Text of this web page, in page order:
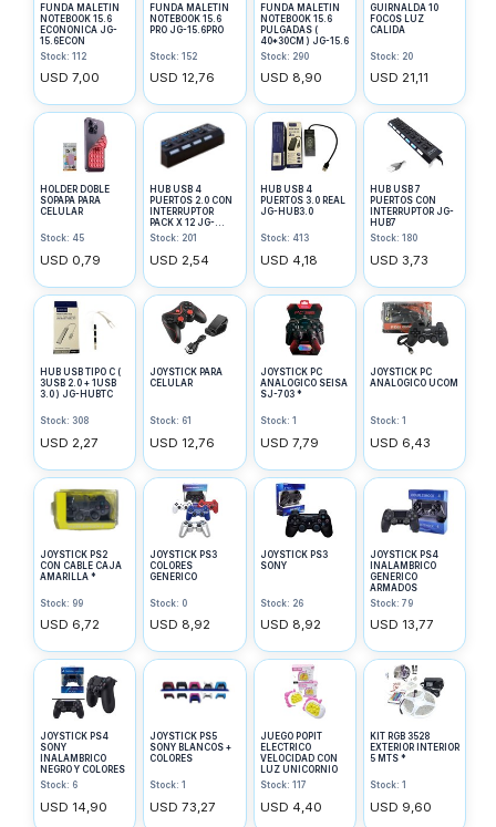
FUNDA MALETIN
NOTEBOOK 15.6
ECONONICA JG-
15.6ECON
Stock: 112
USD 7,00
FUNDA MALETIN
NOTEBOOK 15.6
PRO JG-15.6PRO
Stock: 152
USD 12,76
FUNDA MALETIN
NOTEBOOK 15.6
PULGADAS (
40*30CM ) JG-15.6
Stock: 290
USD 8,90
GUIRNALDA 10
FOCOS LUZ
CALIDA
Stock: 20
USD 21,11
HOLDER DOBLE
SOPAPA PARA
CELULAR
Stock: 45
USD 0,79
HUB USB 4
PUERTOS 2.0 CON
INTERRUPTOR
PACK X 12 JG-
HUBINTER
Stock: 201
USD 2,54
HUB USB 4
PUERTOS 3.0 REAL
JG-HUB3.0
Stock: 413
USD 4,18
HUB USB 7
PUERTOS CON
INTERRUPTOR JG-
HUB7
Stock: 180
USD 3,73
HUB USB TIPO C (
3USB 2.0 + 1USB
3.0 ) JG-HUBTC
Stock: 308
USD 2,27
JOYSTICK PARA
CELULAR
Stock: 61
USD 12,76
JOYSTICK PC
ANALOGICO SEISA
SJ-703 *
Stock: 1
USD 7,79
JOYSTICK PC
ANALOGICO UCOM
Stock: 1
USD 6,43
JOYSTICK PS2
CON CABLE CAJA
AMARILLA *
Stock: 99
USD 6,72
JOYSTICK PS3
COLORES
GENERICO
Stock: 0
USD 8,92
JOYSTICK PS3
SONY
Stock: 26
USD 8,92
JOYSTICK PS4
INALAMBRICO
GENERICO
ARMADOS
Stock: 79
USD 13,77
JOYSTICK PS4
SONY
INALAMBRICO
NEGRO Y COLORES
Stock: 6
USD 14,90
JOYSTICK PS5
SONY BLANCOS +
COLORES
Stock: 1
USD 73,27
JUEGO POPIT
ELECTRICO
VELOCIDAD CON
LUZ UNICORNIO
Stock: 117
USD 4,40
KIT RGB 3528
EXTERIOR INTERIOR
5 MTS *
Stock: 1
USD 9,60